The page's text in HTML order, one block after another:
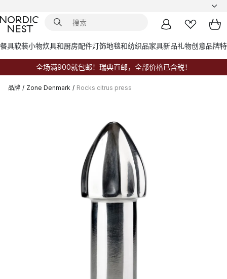
餐具软装小物炊具和厨房配件灯饰地毯和纺织品家具新品礼物创意品牌
全场满900就包邮！瑞典直邮，全部价格已含税！
品牌 / Zone Denmark / Rocks citrus press